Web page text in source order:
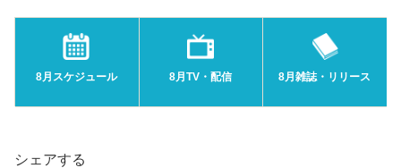
8月スケジュール 8月TV・配信 8月雑誌・リリース
シェアする